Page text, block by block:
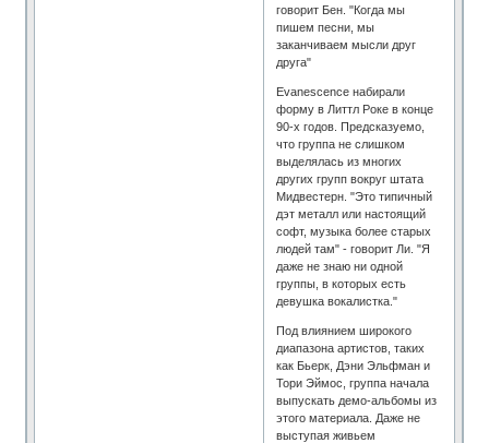
говорит Бен. "Когда мы
пишем песни, мы
заканчиваем мысли друг
друга"
Evanescence набирали
форму в Литтл Роке в конце
90-х годов. Предсказуемо,
что группа не слишком
выделялась из многих
других групп вокруг штата
Мидвестерн. "Это типичный
дэт металл или настоящий
софт, музыка более старых
людей там" - говорит Ли. "Я
даже не знаю ни одной
группы, в которых есть
девушка вокалистка."
Под влиянием широкого
диапазона артистов, таких
как Бьерк, Дэни Эльфман и
Тори Эймос, группа начала
выпускать демо-альбомы из
этого материала. Даже не
выступая живьем